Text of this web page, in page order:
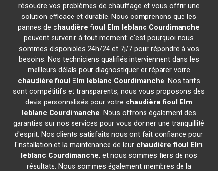
résoudre vos problèmes de chauffage et vous offrir une
solution efficace et durable. Nous comprenons que les
pannes de chaudière fioul Elm leblanc Courdimanche
peuvent survenir à tout moment, c'est pourquoi nous
sommes disponibles 24h/24 et 7j/7 pour répondre à vos
besoins. Nos techniciens qualifiés interviennent dans les
meilleurs délais pour diagnostiquer et réparer votre
chaudière fioul Elm leblanc Courdimanche. Nos tarifs
sont compétitifs et transparents, nous vous proposons des
devis personnalisés pour votre chaudière fioul Elm
leblanc Courdimanche. Nous offrons également des
garanties sur nos services pour vous donner une tranquillité
d'esprit. Nos clients satisfaits nous ont fait confiance pour
l'installation et la maintenance de leur chaudière fioul Elm
leblanc Courdimanche, et nous sommes fiers de nos
résultats. Nous sommes également membres de la